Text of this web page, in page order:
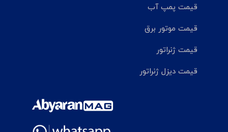
قیمت پمپ آب
قیمت موتور برق
قیمت ژنراتور
قیمت دیزل ژنراتور